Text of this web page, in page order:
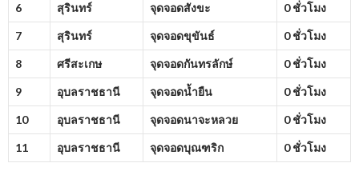
6 สุรินทร์ จุดจอดสังขะ 0 ชั่วโมง
7 สุรินทร์ จุดจอดขุขันธ์ 0 ชั่วโมง
8 ศรีสะเกษ จุดจอดกันทรลักษ์ 0 ชั่วโมง
9 อุบลราชธานี จุดจอดน้ำยืน 0 ชั่วโมง
10 อุบลราชธานี จุดจอดนาจะหลวย 0 ชั่วโมง
11 อุบลราชธานี จุดจอดบุณฑริก 0 ชั่วโมง